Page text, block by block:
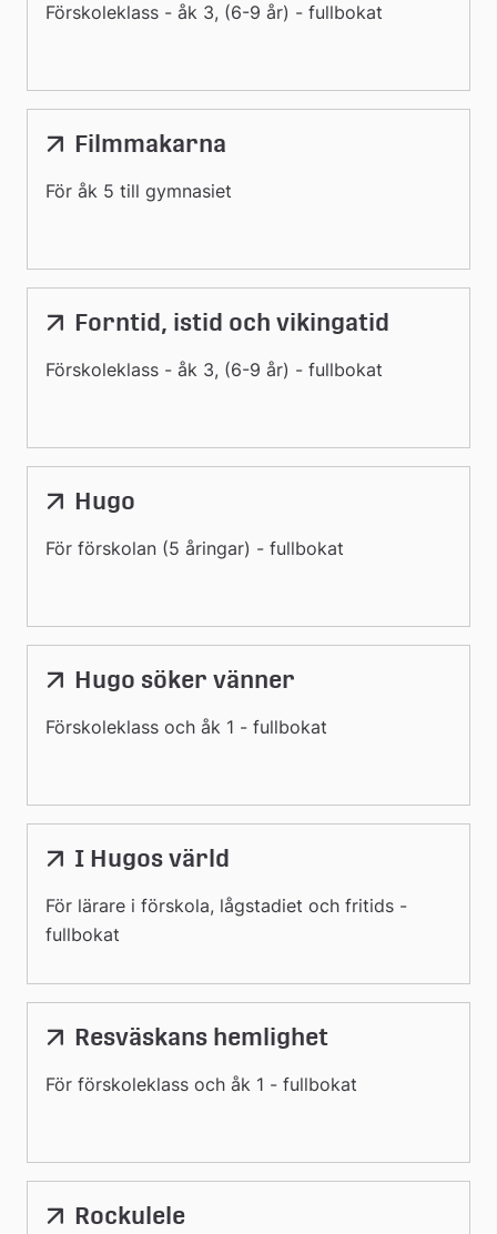
Förskoleklass - åk 3, (6-9 år) - fullbokat
Filmmakarna
För åk 5 till gymnasiet
Forntid, istid och vikingatid
Förskoleklass - åk 3, (6-9 år) - fullbokat
Hugo
För förskolan (5 åringar) - fullbokat
Hugo söker vänner
Förskoleklass och åk 1 - fullbokat
I Hugos värld
För lärare i förskola, lågstadiet och fritids -
fullbokat
Resväskans hemlighet
För förskoleklass och åk 1 - fullbokat
Rockulele